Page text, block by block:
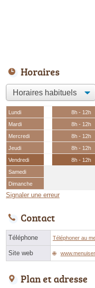
Horaires
Lundi 8h - 12h
Mardi
8h - 12h
Mercredi
8h - 12h
Jeudi
8h - 12h
Vendredi
8h - 12h
Samedi
Dimanche
Signaler une erreur
Contact
Téléphone Téléphoner au
Site web
Plan et adresse